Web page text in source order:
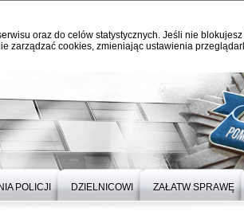
oraz do celów statystycznych. Jeśli nie
zarządzać cookies, zmieniając ustawienia
POLICJI DZIELNICOWI ZAŁATW SPRAWĘ